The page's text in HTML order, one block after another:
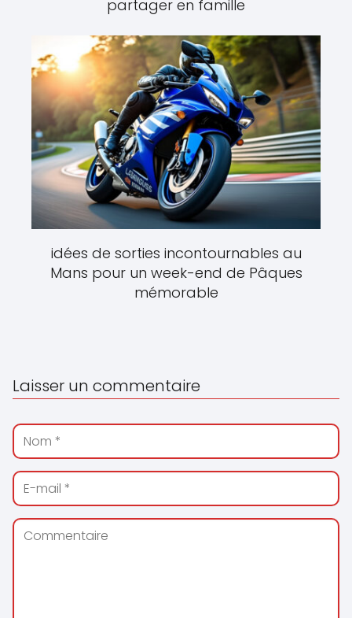
partager en famille
idées de sorties incontournables au
Mans pour un week-end de Pâques
mémorable
Laisser un commentaire